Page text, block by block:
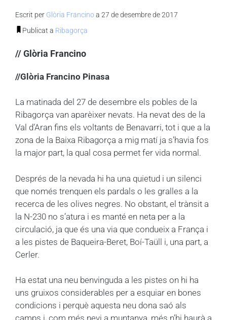
Escrit per Glòria Francino a 27 de desembre de 2017
Publicat a Ribagorça
// Glòria Francino
//Glòria Francino Pinasa
La matinada del 27 de desembre els pobles de la
Ribagorça van aparèixer nevats. Ha nevat des de la
Val d’Aran fins els voltants de Benavarri, tot i que a la
zona de la Baixa Ribagorça a mig matí ja s’havia fos
la major part, la qual cosa permet fer vida normal.
Després de la nevada hi ha una quietud i un silenci
que només trenquen els pardals o les gralles a la
recerca de les olives negres. No obstant, el trànsit a
la N-230 no s’atura i es manté en neta per a la
circulació, ja que és una via que condueix a França i
a les pistes de Baqueira-Beret, Boí-Taüll i, una part, a
Cerler.
Ha estat una neu benvinguda a les pistes on hi ha
uns gruixos considerables per a esquiar en bones
condicions i perquè aquesta neu dona saó als